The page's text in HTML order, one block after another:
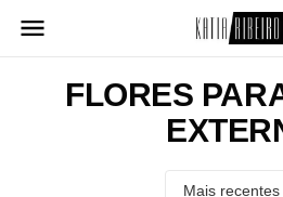
para
conteúdoFLORES